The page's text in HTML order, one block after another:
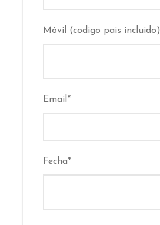
Móvil (codigo pais incluido)
Email*
Fecha*